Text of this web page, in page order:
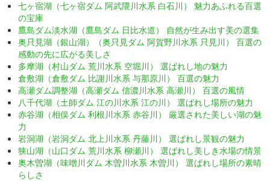
七ヶ宿湖（七ヶ宿ダム 阿武隈川水系 白石川） 魅力あふれる百選
の宝庫
鷹島ダム淡水湖（鷹島ダム 日比水道） 自然が生み出す美の選集
奥只見湖（銀山湖）（奥只見ダム 阿賀野川水系 只見川） 百選の
感動の先に広がる美しさ
多摩湖（村山ダム 荒川水系 空堀川） 選ばれし地の魅力
倉敷湖（倉敷ダム 比謝川水系 与那原川） 百選の魅力
高瀬ダム調整湖（高瀬ダム 信濃川水系 高瀬川） 百選の風情
八千代湖（土師ダム 江の川水系 江の川） 選ばれし場所の魅力
赤谷湖（相俣ダム 利根川水系 赤谷川） 厳選された美しい湖の魅
力
岩洞湖（岩洞ダム 北上川水系 丹藤川） 選ばれし景観の魅力
狭山湖（山口ダム 荒川水系 柳瀬川） 選ばれし美しき水場の情景
奥木曽湖（味噌川ダム 木曽川水系 木曽川） 選ばれし場所の素晴
らしさ